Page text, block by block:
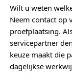
Wilt u weten
Neem contact op
proefplaatsing.
servicepartner
keuze maakt die
dagelijkse